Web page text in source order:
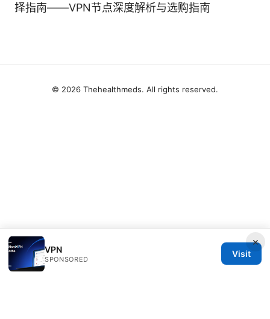
择指南——VPN节点深度解析与选购指南
×
VPN
SPONSORED
Visit
© 2026 Thehealthmeds. All rights reserved.